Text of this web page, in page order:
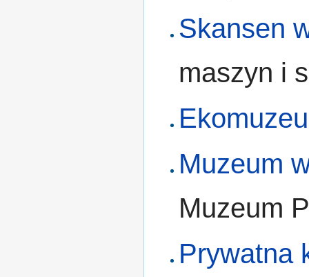
Skansen
maszyn i
Muzeum
Muzeum
Prywatna